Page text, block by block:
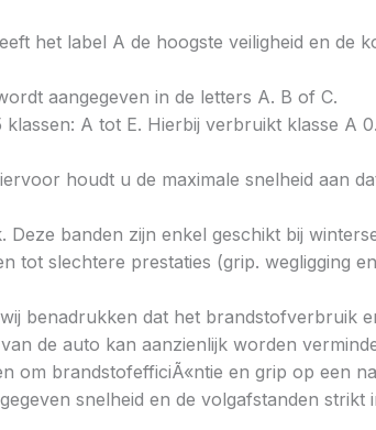
het label A de hoogste veiligheid en de
aangegeven in de letters A. B of C.
A tot E. Hierbij verbruikt klasse A
houdt u de maximale snelheid aan
banden zijn enkel geschikt bij
tot slechtere prestaties (grip. wegligging
benadrukken dat het brandstofverbruik
de auto kan aanzienlijk worden
om brandstofefficiÃ«ntie en grip op een
snelheid en de volgafstanden strikt